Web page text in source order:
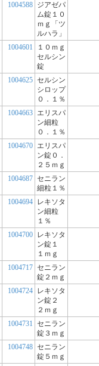
1004588 ジアゼパ
ム錠１０
ｍｇ「ツ
ルハラ」
1004601
１０ｍｇ
セルシン
錠
1004625 セルシン
シロップ
０．１％
1004663 エリスパ
ン細粒
０．１％
1004670 エリスパ
ン錠０．
２５ｍｇ
1004687 セニラン
細粒１％
1004694 レキソタ
ン細粒
１％
1004700 レキソタ
ン錠１
１ｍｇ
1004717 セニラン
錠２ｍｇ
1004724 レキソタ
ン錠２
２ｍｇ
1004731 セニラン
錠３ｍｇ
1004748 セニラン
錠５ｍｇ